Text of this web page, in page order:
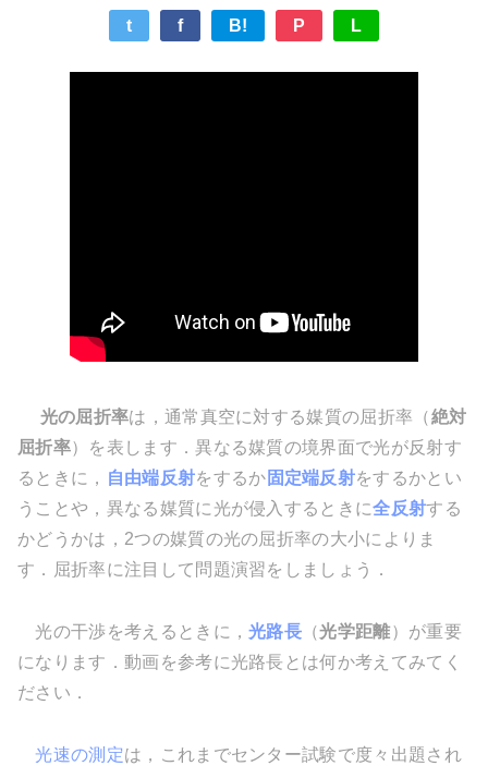
t f B! P L
光の屈折率は，通常真空に対する媒質の屈折率（絶対
屈折率）を表します．異なる媒質の境界面で光が反射す
るときに，
自由端反射をするか 固定端反射をするかとい
うことや，異なる媒質に光が侵入するときに全反射する
かどうかは，2つの媒質の光の屈折率の大小によりま
す．屈折率に注目して問題演習をしましょう．
光の干渉を考えるときに，光路長 （光学距離）が重要
になります．動画を参考に光路長とは何か考えてみてく
ださい．
光速の測定は，これまでセンター試験で度々出題され